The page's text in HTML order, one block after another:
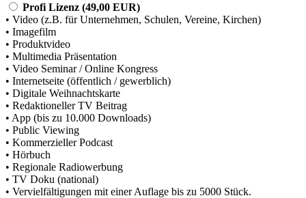
Profi Lizenz (49,00 EUR)
• Video (z.B. für Unternehmen, Schulen, Vereine, Kirchen)
• Imagefilm
• Produktvideo
• Multimedia Präsentation
• Video Seminar / Online Kongress
• Internetseite (öffentlich / gewerblich)
• Digitale Weihnachtskarte
• Redaktioneller TV Beitrag
• App (bis zu 10.000 Downloads)
• Public Viewing
• Kommerzieller Podcast
• Hörbuch
• Regionale Radiowerbung
• TV Doku (national)
• Vervielfältigungen mit einer Auflage bis zu 5000 Stück.